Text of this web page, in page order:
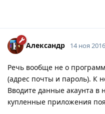
Александр 14 ноя 2016
Речь вообще не о
(адрес почты и пароль). К
Вводите данные акаунта в
купленные приложения